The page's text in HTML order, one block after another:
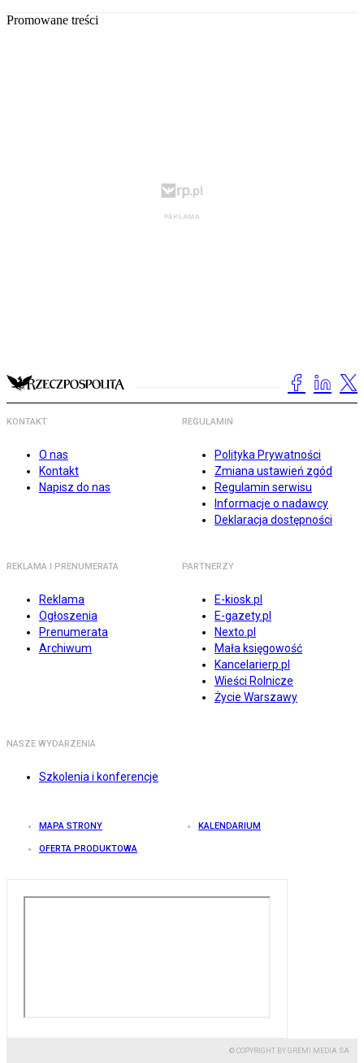
Promowane treści
KONTAKT
O nas
Kontakt
Napisz do nas
REGULAMIN
Polityka Prywatności
Zmiana ustawień zgód
Regulamin serwisu
Informacje o nadawcy
Deklaracja dostępności
REKLAMA I PRENUMERATA
Reklama
Ogłoszenia
Prenumerata
Archiwum
PARTNERZY
E-kiosk.pl
E-gazety.pl
Nexto.pl
Mała księgowość
Kancelarierp.pl
Wieści Rolnicze
Życie Warszawy
NASZE WYDARZENIA
Szkolenia i konferencje
MAPA STRONY KALENDARIUM
OFERTA PRODUKTOWA
© COPYRIGHT BY GREMI MEDIA SA